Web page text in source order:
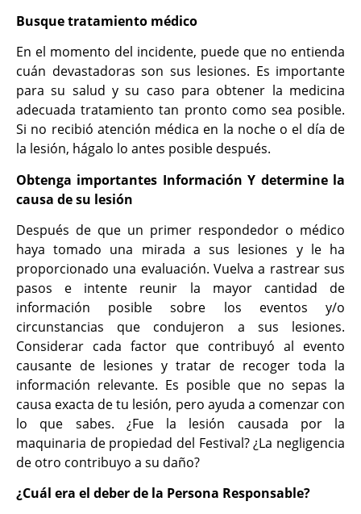
Busque tratamiento médico
En el momento del incidente, puede que no entienda
cuán devastadoras son sus lesiones. Es importante
para su salud y su caso para obtener la medicina
adecuada tratamiento tan pronto como sea posible.
Si no recibió atención médica en la noche o el día de
la lesión, hágalo lo antes posible después.
Obtenga importantes Información Y determine la
causa de su lesión
Después de que un primer respondedor o médico
haya tomado una mirada a sus lesiones y le ha
proporcionado una evaluación. Vuelva a rastrear sus
pasos e intente reunir la mayor cantidad de
información posible sobre los eventos y/o
circunstancias que condujeron a sus lesiones.
Considerar cada factor que contribuyó al evento
causante de lesiones y tratar de recoger toda la
información relevante. Es posible que no sepas la
causa exacta de tu lesión, pero ayuda a comenzar con
lo que sabes. ¿Fue la lesión causada por la
maquinaria de propiedad del Festival? ¿La negligencia
de otro contribuyo a su daño?
¿Cuál era el deber de la Persona Responsable?